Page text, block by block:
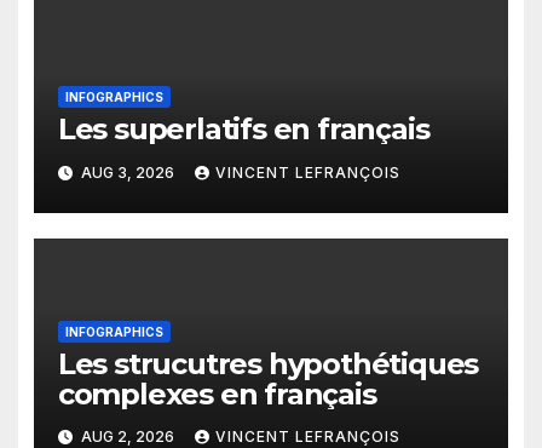
INFOGRAPHICS
Les superlatifs en français
AUG 3, 2026 VINCENT LEFRANÇOIS
INFOGRAPHICS
Les strucutres hypothétiques
complexes en français
AUG 2, 2026 VINCENT LEFRANÇOIS